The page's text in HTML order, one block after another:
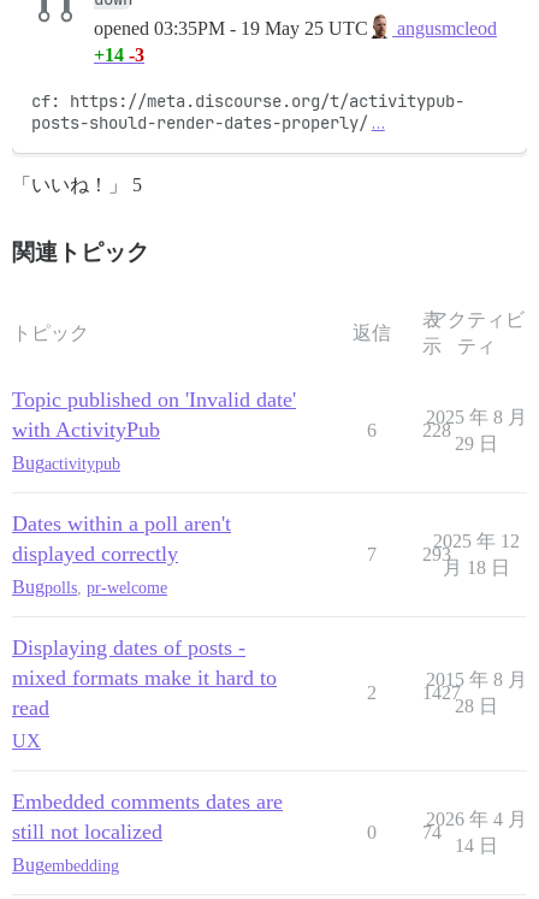
opened 03:35PM - 19 May 25 UTC
angusmcleod
+14 -3
cf: https://meta.discourse.org/t/activitypub-
posts-should-render-dates-properly/ …
「いいね！」 5
関連トピック
トピック 返信
表
示
アクティビ
ティ
Topic published on 'Invalid date'
with ActivityPub
Bugactivitypub
6 228
2025 年 8 月
29 日
Dates within a poll aren't
displayed correctly
Bugpolls pr-welcome
7 293
2025 年 12
月 18 日
Displaying dates of posts -
mixed formats make it hard to
read
UX
2 1427
2015 年 8 月
28 日
Embedded comments dates are
still not localized
Bugembedding
0 74
2026 年 4 月
14 日